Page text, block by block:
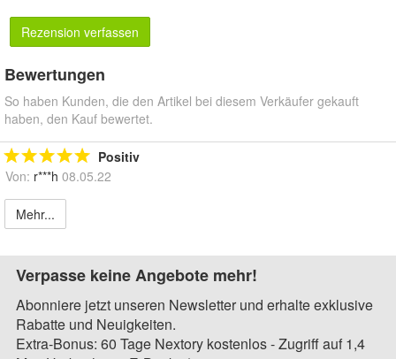
Rezension verfassen
Bewertungen
So haben Kunden, die den Artikel bei diesem Verkäufer gekauft
haben, den Kauf bewertet.
Positiv
Von: r***h 08.05.22
Mehr...
Verpasse keine Angebote mehr!
Abonniere jetzt unseren Newsletter und erhalte exklusive
Rabatte und Neuigkeiten.
Extra-Bonus: 60 Tage Nextory kostenlos - Zugriff auf 1,4